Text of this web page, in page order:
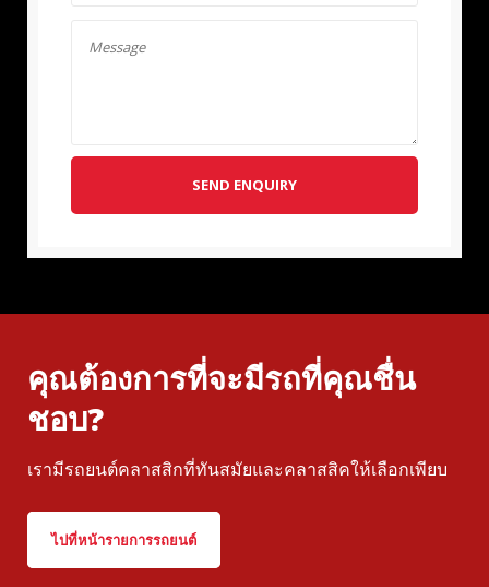
SEND ENQUIRY
คุณต้องการที่จะมีรถที่คุณชื่น
ชอบ?
เรามีรถยนต์คลาสสิกที่ทันสมัยและคลาสสิคให้เลือกเพียบ
ไปที่หน้ารายการรถยนต์